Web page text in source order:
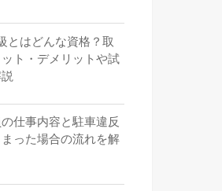
とはどんな資格？取
ト・デメリットや試
仕事内容と駐車違反
った場合の流れを解